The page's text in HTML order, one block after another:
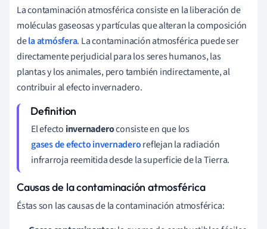
La contaminación atmosférica consiste en la liberación de
moléculas gaseosas y partículas que alteran la composición
dela atmósfera. La contaminación atmosférica puede ser
directamente perjudicial para los seres humanos, las
plantas y los animales, pero también indirectamente, al
contribuir al efecto invernadero.
El efecto invernaderoconsiste en que los
gases de efecto invernaderoreflejan la radiación
infrarroja reemitida desde la superficie de la Tierra.
Causas de la contaminación atmosférica
Éstas son las causas de la contaminación atmosférica: